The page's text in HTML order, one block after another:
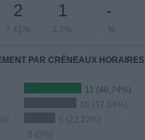
2
7,41%
1
3,7%
-
- %
PAR CRÉNEAUX HORAIRES
11 (40,74%)
10 (37,04%)
6 (22,22%)
0 (0%)